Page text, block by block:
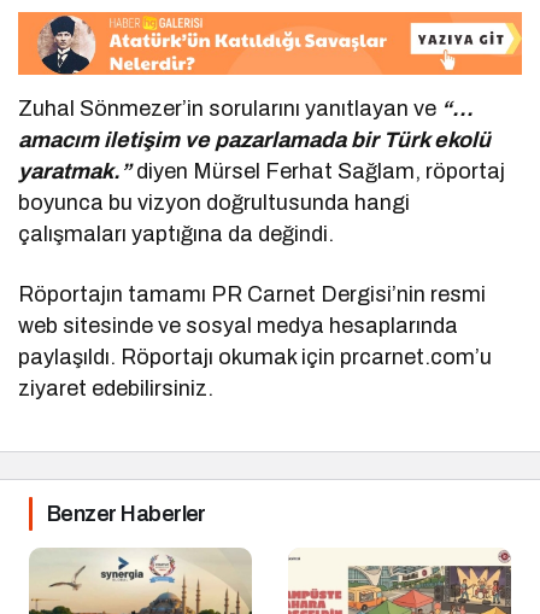
Zuhal Sönmezer’in sorularını yanıtlayan ve “…
amacım iletişim ve pazarlamada bir Türk ekolü
yaratmak.” diyen Mürsel Ferhat Sağlam, röportaj
boyunca bu vizyon doğrultusunda hangi
çalışmaları yaptığına da değindi.
Röportajın tamamı PR Carnet Dergisi’nin resmi
web sitesinde ve sosyal medya hesaplarında
paylaşıldı. Röportajı okumak için prcarnet.com’u
ziyaret edebilirsiniz.
Benzer Haberler